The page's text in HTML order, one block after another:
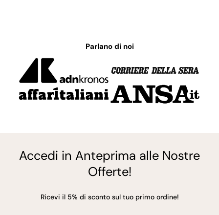
Parlano di noi
Accedi in Anteprima alle Nostre
Offerte!
Ricevi il 5% di sconto sul tuo primo ordine!